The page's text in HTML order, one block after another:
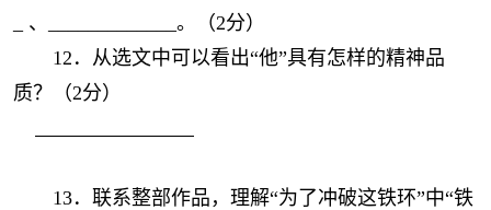
_ 、_____________。（2分）
12．从选文中可以看出“他”具有怎样的精神品
质？（2分）
13．联系整部作品，理解“为了冲破这铁环”中“铁